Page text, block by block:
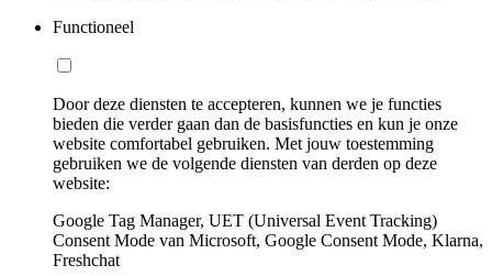
Functioneel
Door deze diensten te accepteren, kunnen we je functies
bieden die verder gaan dan de basisfuncties en kun je onze
website comfortabel gebruiken. Met jouw toestemming
gebruiken we de volgende diensten van derden op deze
website:
Google Tag Manager, UET (Universal Event Tracking)
Consent Mode van Microsoft, Google Consent Mode, Klarna,
Freshchat